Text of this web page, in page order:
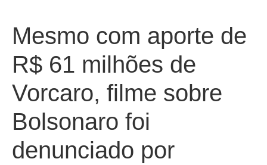
Mesmo com aporte de
R$ 61 milhões de
Vorcaro, filme sobre
Bolsonaro foi
denunciado por